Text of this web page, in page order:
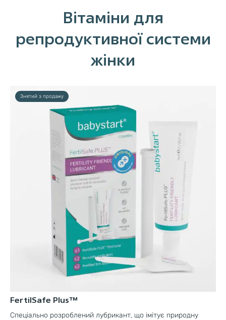
Вітаміни для
репродуктивної системи
жінки
Знятий з продажу
FertilSafe Plus™
Спеціально розроблений лубрикант, що імітує природну